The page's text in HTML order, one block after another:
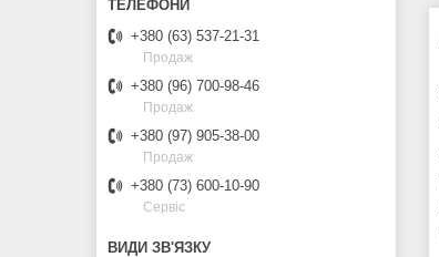
+380 (63) 537-21-31
Продаж
+380 (96) 700-98-46
Продаж
+380 (97) 905-38-00
Продаж
+380 (73) 600-10-90
Сервіс